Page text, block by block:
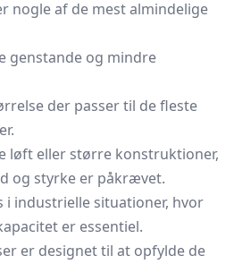
nogle af de mest almindelige
genstande og mindre
der passer til de fleste
løft eller større konstruktioner,
og styrke er påkrævet.
i industrielle situationer, hvor
er essentiel.
er designet til at opfylde de